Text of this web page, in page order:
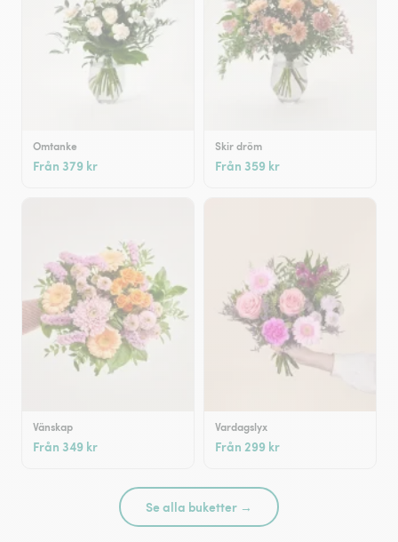
Omtanke
Från 379 kr
Skir dröm
Från 359 kr
Vänskap
Från 349 kr
Vardagslyx
Från 299 kr
Se alla buketter →